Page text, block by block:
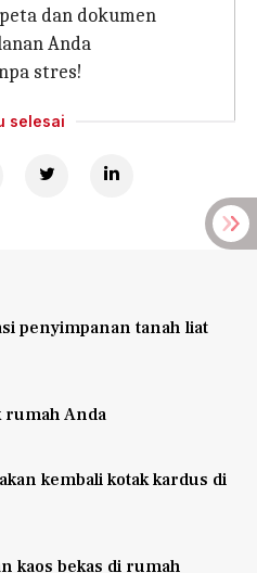
dan dokumen
Anda
stres!
selesai
penyimpanan tanah liat
Anda
kembali kotak kardus di
kaos bekas di rumah